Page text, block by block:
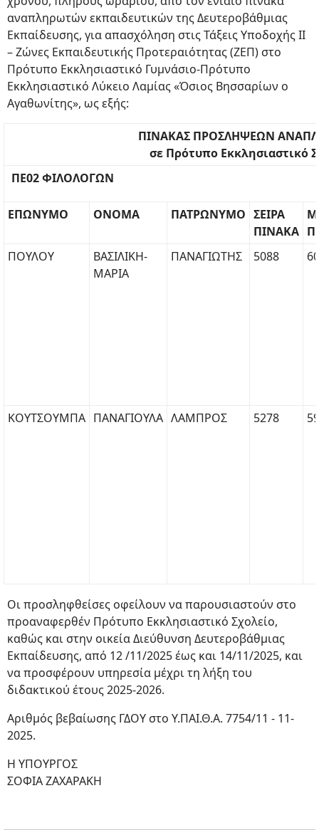
αναπληρωτών εκπαιδευτικών της Δευτεροβάθμιας
Εκπαίδευσης, για απασχόληση στις Τάξεις Υποδοχής ΙΙ
– Ζώνες Εκπαιδευτικής Προτεραιότητας (ΖΕΠ) στο
Πρότυπο Εκκλησιαστικό Γυμνάσιο-Πρότυπο
Εκκλησιαστικό Λύκειο Λαμίας «Όσιος Βησσαρίων ο
Αγαθωνίτης», ως εξής:
ΠΙΝΑΚΑΣ ΠΡΟΣΛΗΨΕΩΝ
σε Πρότυπο Εκκλησιαστικό
ΠΕ02 ΦΙΛΟΛΟΓΩΝ
ΕΠΩΝΥΜΟ ΟΝΟΜΑ ΠΑΤΡΩΝΥΜΟ ΣΕΙΡΑ
ΠΙΝΑΚΑ
ΠΟΥΛΟΥ
ΒΑΣΙΛΙΚΗ-
ΜΑΡΙΑ
ΠΑΝΑΓΙΩΤΗΣ 5088
ΚΟΥΤΣΟΥΜΠΑ ΠΑΝΑΓΙΟΥΛΑ ΛΑΜΠΡΟΣ 5278
Οι προσληφθείσες οφείλουν να παρουσιαστούν στο
προαναφερθέν Πρότυπο Εκκλησιαστικό Σχολείο,
καθώς και στην οικεία Διεύθυνση Δευτεροβάθμιας
Εκπαίδευσης, από 12 /11/2025 έως και 14/11/2025, και
να προσφέρουν υπηρεσία μέχρι τη λήξη του
διδακτικού έτους 2025-2026.
Αριθμός βεβαίωσης ΓΔΟΥ στο Υ.ΠΑΙ.Θ.Α. 7754/11 - 11-
2025.
Η ΥΠΟΥΡΓΟΣ
ΣΟΦΙΑ ΖΑΧΑΡΑΚΗ